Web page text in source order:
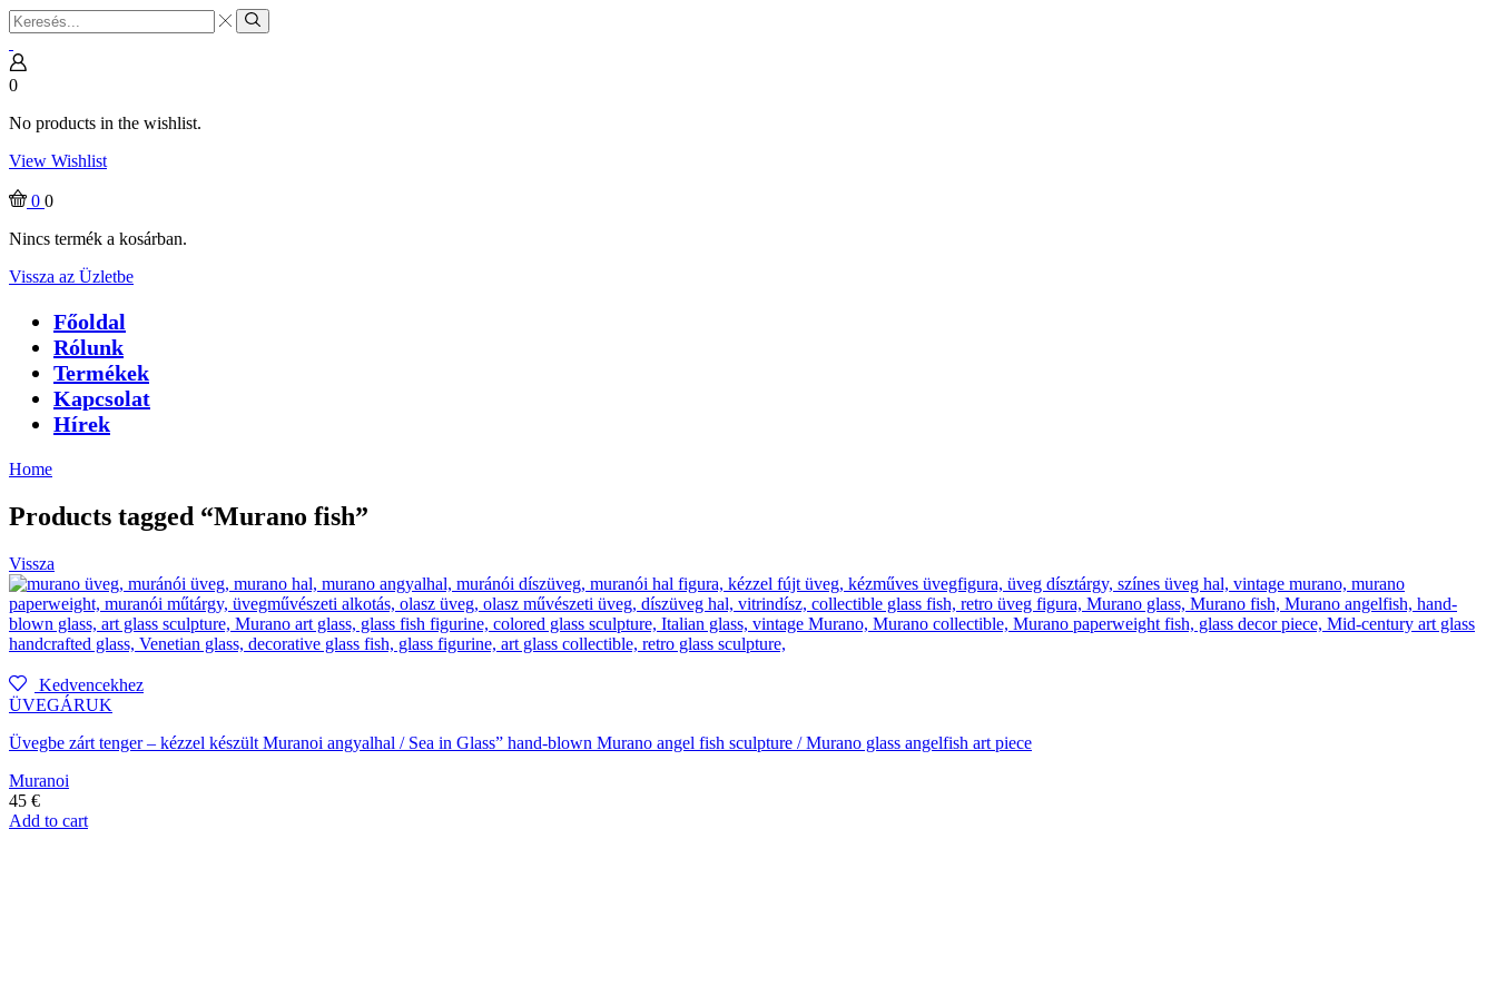
Search
input
Search
0
No products in the wishlist.
View Wishlist
0 0
Nincs termék a kosárban.
Vissza az Üzletbe
Főoldal
Rólunk
Termékek
Kapcsolat
Hírek
Home
Products tagged “Murano fish”
Vissza
Kedvencekhez
ÜVEGÁRUK
Üvegbe zárt tenger – kézzel készült Muranoi angyalhal / Sea in Glass” hand-blown Murano angel fish sculpture / Murano glass angelfish art piece
Muranoi
45 €
Add to cart